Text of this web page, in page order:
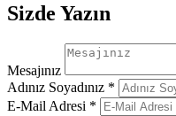
Sizde Yazın
Mesajınız
Adınız Soyadınız *
E-Mail Adresi *